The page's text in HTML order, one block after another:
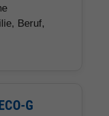
Beruf,
G